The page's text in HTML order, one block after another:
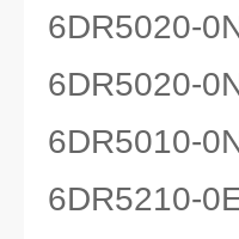
6DR5020-
6DR5020-
6DR5010-
6DR5210-